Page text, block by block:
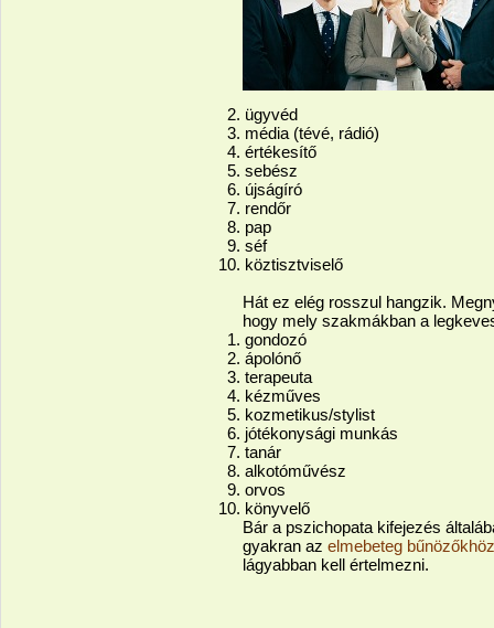
ügyvéd
média (tévé, rádió)
értékesítő
sebész
újságíró
rendőr
pap
séf
köztisztviselő
Hát ez elég rosszul hangzik.
hogy mely szakmákban a
gondozó
ápolónő
terapeuta
kézműves
kozmetikus/stylist
jótékonysági munkás
tanár
alkotóművész
orvos
könyvelő
Bár a pszichopata kifejezés
gyakran az elmebeteg
lágyabban kell értelmezni.